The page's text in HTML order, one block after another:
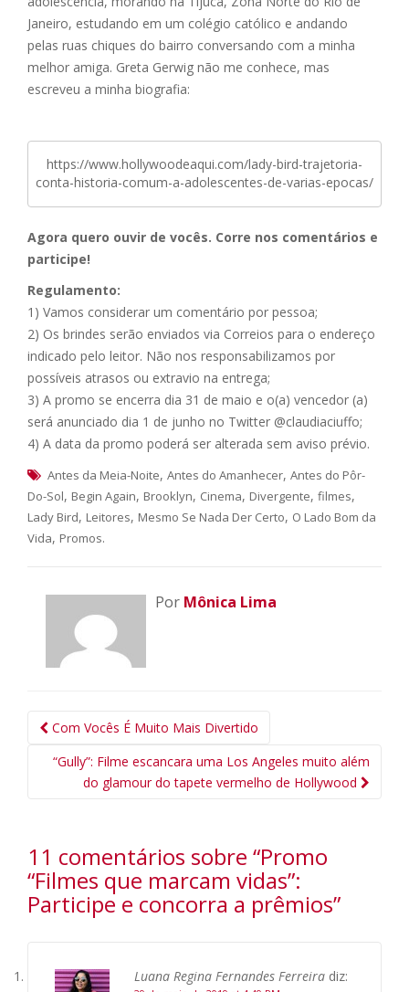
Janeiro, estudando em um colégio católico e andando
pelas ruas chiques do bairro conversando com a minha
melhor amiga. Greta Gerwig não me conhece, mas
escreveu a minha biografia:
https://www.hollywoodeaqui.com/lady-bird-trajetoria-
conta-historia-comum-a-adolescentes-de-varias-epocas/
Agora quero ouvir de vocês. Corre nos comentários e
participe!
Regulamento:
1) Vamos considerar um comentário por pessoa;
2) Os brindes serão enviados via Correios para o endereço
indicado pelo leitor. Não nos responsabilizamos por
possíveis atrasos ou extravio na entrega;
3) A promo se encerra dia 31 de maio e o(a) vencedor (a)
será anunciado dia 1 de junho no Twitter @claudiaciuffo;
4) A data da promo poderá ser alterada sem aviso prévio.
Antes da Meia-Noite, Antes do Amanhecer, Antes do Pôr-
Do-Sol, Begin Again, Brooklyn, Cinema, Divergente, filmes,
Lady Bird, Leitores, Mesmo Se Nada Der Certo, O Lado Bom da
Vida, Promos.
Por Mônica Lima
Navegação
da
Postagem
Com Vocês É Muito Mais Divertido
“Gully”: Filme escancara uma Los Angeles muito além
do glamour do tapete vermelho de Hollywood
11 comentários sobre “Promo
“Filmes que marcam vidas”:
Participe e concorra a prêmios”
Luana Regina Fernandes Ferreira diz: